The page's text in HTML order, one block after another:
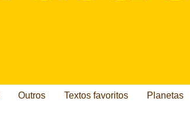
Outros Textos favoritos Planetas